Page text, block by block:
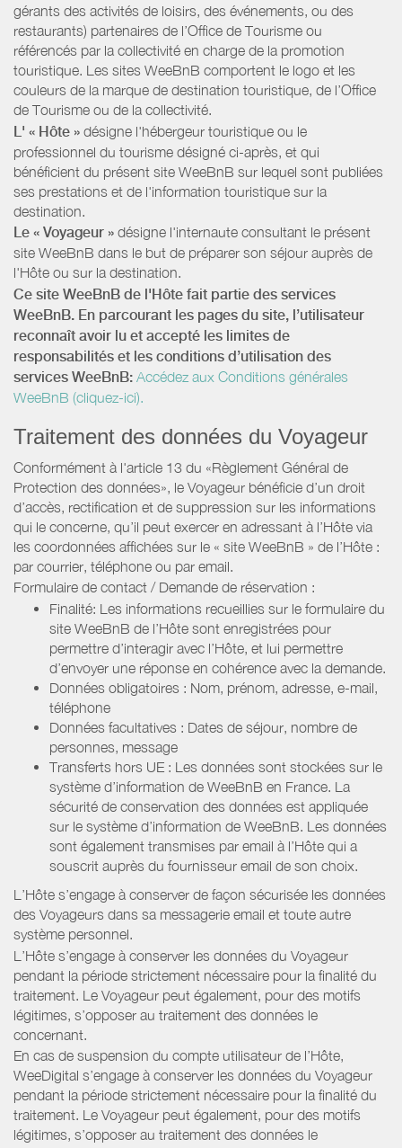
gérants des activités de loisirs, des événements, ou des
restaurants) partenaires de l’Office de Tourisme ou
référencés par la collectivité en charge de la promotion
touristique. Les sites WeeBnB comportent le logo et les
couleurs de la marque de destination touristique, de l’Office
de Tourisme ou de la collectivité.
L' « Hôte » désigne l'hébergeur touristique ou le
professionnel du tourisme désigné ci-après, et qui
bénéficient du présent site WeeBnB sur lequel sont publiées
ses prestations et de l'information touristique sur la
destination.
Le « Voyageur » désigne l'internaute consultant le présent
site WeeBnB dans le but de préparer son séjour auprès de
l'Hôte ou sur la destination.
Ce site WeeBnB de l'Hôte fait partie des services
WeeBnB. En parcourant les pages du site, l’utilisateur
reconnaît avoir lu et accepté les limites de
responsabilités et les conditions d’utilisation des
services WeeBnB: Accédez aux Conditions générales
WeeBnB (cliquez-ici).
Traitement des données du Voyageur
Conformément à l'article 13 du «Règlement Général de
Protection des données», le Voyageur bénéficie d’un droit
d’accès, rectification et de suppression sur les informations
qui le concerne, qu’il peut exercer en adressant à l’Hôte via
les coordonnées affichées sur le « site WeeBnB » de l’Hôte :
par courrier, téléphone ou par email.
Formulaire de contact / Demande de réservation :
Finalité: Les informations recueillies sur le formulaire du
site WeeBnB de l’Hôte sont enregistrées pour
permettre d’interagir avec l’Hôte, et lui permettre
d’envoyer une réponse en cohérence avec la demande.
Données obligatoires : Nom, prénom, adresse, e-mail,
téléphone
Données facultatives : Dates de séjour, nombre de
personnes, message
Transferts hors UE : Les données sont stockées sur le
système d’information de WeeBnB en France. La
sécurité de conservation des données est appliquée
sur le système d’information de WeeBnB. Les données
sont également transmises par email à l’Hôte qui a
souscrit auprès du fournisseur email de son choix.
L’Hôte s’engage à conserver de façon sécurisée les données
des Voyageurs dans sa messagerie email et toute autre
système personnel.
L’Hôte s’engage à conserver les données du Voyageur
pendant la période strictement nécessaire pour la finalité du
traitement. Le Voyageur peut également, pour des motifs
légitimes, s’opposer au traitement des données le
concernant.
En cas de suspension du compte utilisateur de l’Hôte,
WeeDigital s’engage à conserver les données du Voyageur
pendant la période strictement nécessaire pour la finalité du
traitement. Le Voyageur peut également, pour des motifs
légitimes, s’opposer au traitement des données le